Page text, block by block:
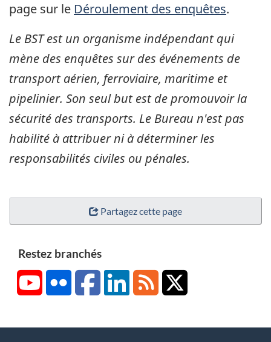
page sur le Déroulement des enquêtes.
Le BST est un organisme indépendant qui
mène des enquêtes sur des événements de
transport aérien, ferroviaire, maritime et
pipelinier. Son seul but est de promouvoir la
sécurité des transports. Le Bureau n'est pas
habilité à attribuer ni à déterminer les
responsabilités civiles ou pénales.
Partagez cette page
Restez branchés
YouTubeFlickr FacebookLinkedInRSS